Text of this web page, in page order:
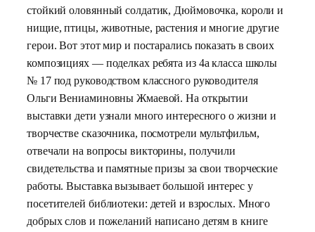
стойкий оловянный солдатик, Дюймовочка, короли и
нищие, птицы, животные, растения и многие другие
герои. Вот этот мир и постарались показать в своих
композициях — поделках ребята из 4а класса школы
№ 17 под руководством классного руководителя
Ольги Вениаминовны Жмаевой. На открытии
выставки дети узнали много интересного о жизни и
творчестве сказочника, посмотрели мультфильм,
отвечали на вопросы викторины, получили
свидетельства и памятные призы за свои творческие
работы. Выставка вызывает большой интерес у
посетителей библиотеки: детей и взрослых. Много
добрых слов и пожеланий написано детям в книге